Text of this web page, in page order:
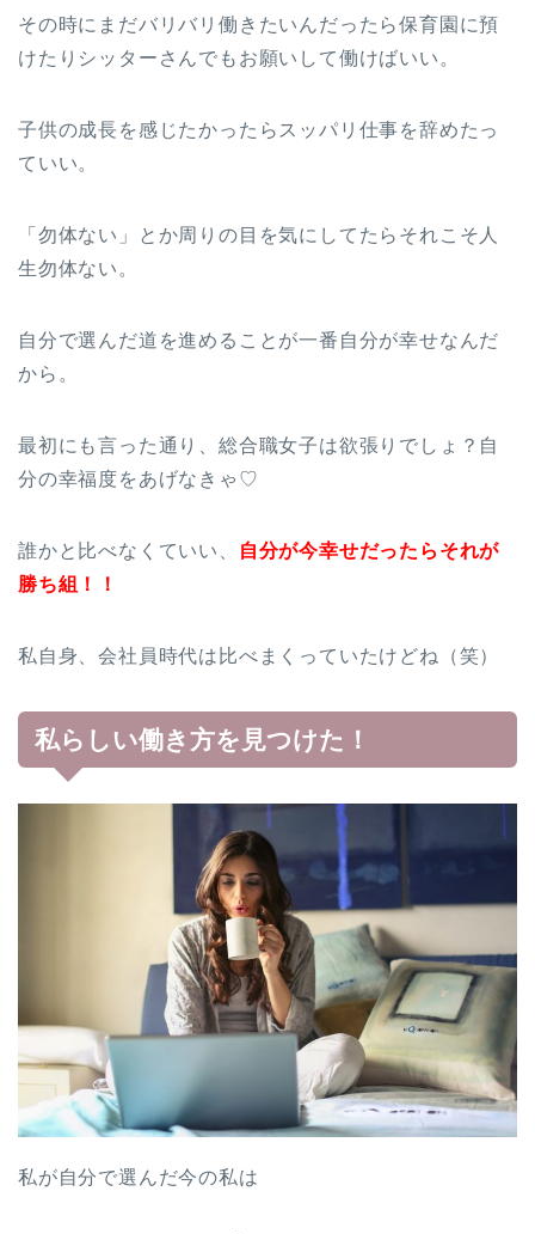
その時にまだバリバリ働きたいんだったら保育園に預
けたりシッターさんでもお願いして働けばいい。
子供の成長を感じたかったらスッパリ仕事を辞めたっ
ていい。
「勿体ない」とか周りの目を気にしてたらそれこそ人
生勿体ない。
自分で選んだ道を進めることが一番自分が幸せなんだ
から。
最初にも言った通り、総合職女子は欲張りでしょ？自
分の幸福度をあげなきゃ♡
誰かと比べなくていい、
自分が今幸せだったらそれが
勝ち組！！
私自身、会社員時代は比べまくっていたけどね（笑）
私らしい働き方を見つけた！
私が自分で選んだ今の私は